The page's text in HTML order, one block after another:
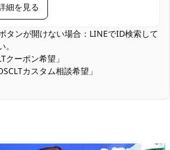
他の衣類と同じく、清潔に乾燥を保ち、鋭
い物によっての破れを避けてください。
未使用
サスペンダーや帽子は調整でフィット感
い引っ張りは金具に負荷がかかりま
保管時は平置きで金具の変形を防いでく
細を見る
タンが開けない場合：LINEでID検索して
クーポン希望」
カスタム相談希望」